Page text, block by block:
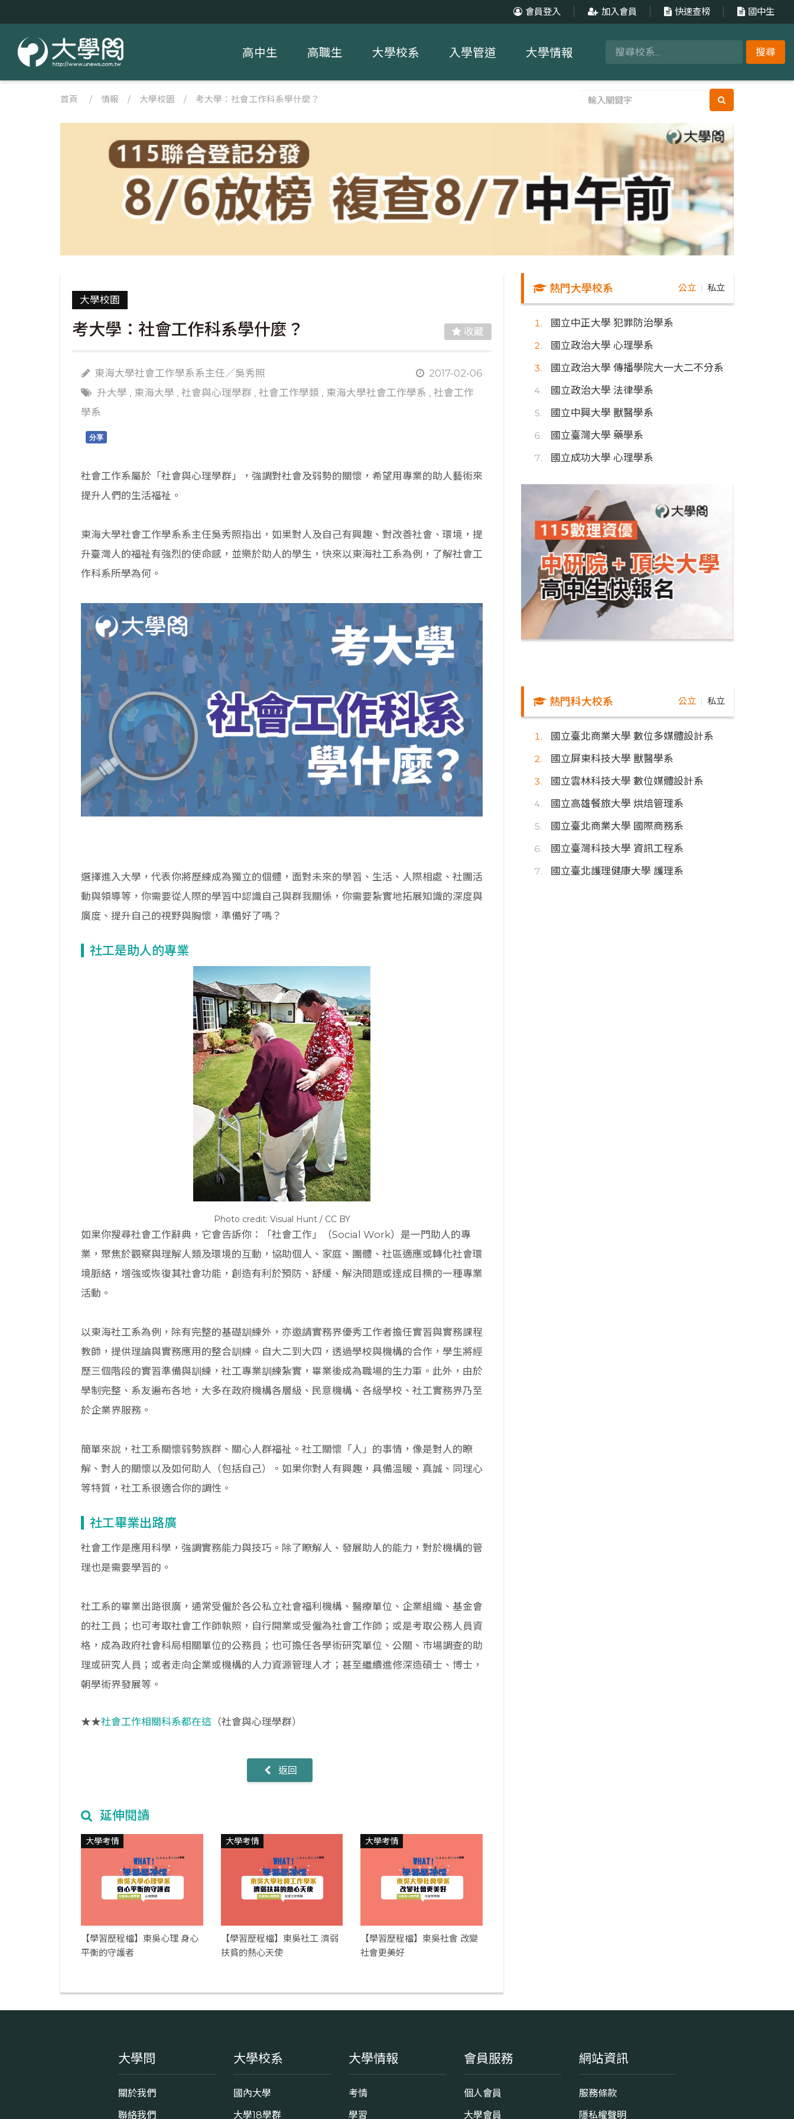
會員登入 加入會員 快速查榜 國中生
搜尋
高中生 高職生 大學校系 入學管道 大學情報
首頁 / 情報 / 大學校園 / 考大學：社會工作科系學什麼？
大學校園
考大學：社會工作科系學什麼？ 收藏
東海大學社會工作學系系主任／吳秀照
2017-02-06
升大學 , 東海大學 , 社會與心理學群 , 社會工作學類 , 東海大學社會工作學系 , 社會工作
學系
分享
社會工作系屬於「社會與心理學群」，強調對社會及弱勢的關懷，希望用專業的助人藝術來
提升人們的生活福祉。
東海大學社會工作學系系主任吳秀照指出，如果對人及自己有興趣、對改善社會、環境，提
升臺灣人的福祉有強烈的使命感，並樂於助人的學生，快來以東海社工系為例，了解社會工
作科系所學為何。
選擇進入大學，代表你將歷練成為獨立的個體，面對未來的學習、生活、人際相處、社團活
動與領導等，你需要從人際的學習中認識自己與群我關係，你需要紮實地拓展知識的深度與
廣度、提升自己的視野與胸懷，準備好了嗎？
社工是助人的專業
Photo credit: Visual Hunt / CC BY
如果你搜尋社會工作辭典，它會告訴你：「社會工作」（Social Work）是一門助人的專
業，聚焦於觀察與理解人類及環境的互動，協助個人、家庭、團體、社區適應或轉化社會環
境脈絡，增強或恢復其社會功能，創造有利於預防、舒緩、解決問題或達成目標的一種專業
活動。
以東海社工系為例，除有完整的基礎訓練外，亦邀請實務界優秀工作者擔任實習與實務課程
教師，提供理論與實務應用的整合訓練。自大二到大四，透過學校與機構的合作，學生將經
歷三個階段的實習準備與訓練，社工專業訓練紮實，畢業後成為職場的生力軍。此外，由於
學制完整、系友遍布各地，大多在政府機構各層級、民意機構、各級學校、社工實務界乃至
於企業界服務。
簡單來說，社工系關懷弱勢族群、關心人群福祉。社工關懷「人」的事情，像是對人的瞭
解、對人的關懷以及如何助人（包括自己）。如果你對人有興趣，具備溫暖、真誠、同理心
等特質，社工系很適合你的調性。
社工畢業出路廣
社會工作是應用科學，強調實務能力與技巧。除了瞭解人、發展助人的能力，對於機構的管
理也是需要學習的。
社工系的畢業出路很廣，通常受僱於各公私立社會福利機構、醫療單位、企業組織、基金會
的社工員；也可考取社會工作師執照，自行開業或受僱為社會工作師；或是考取公務人員資
格，成為政府社會科局相關單位的公務員；也可擔任各學術研究單位、公關、市場調查的助
理或研究人員；或者走向企業或機構的人力資源管理人才；甚至繼續進修深造碩士、博士，
朝學術界發展等。
★★社會工作相關科系都在這 （社會與心理學群）
返回
延伸閱讀
大學考情
【學習歷程檔】東吳心理 身心
平衡的守護者
大學考情
【學習歷程檔】東吳社工 濟弱
扶貧的熱心天使
大學考情
【學習歷程檔】東吳社會 改變
社會更美好
熱門大學校系 公立 私立
國立中正大學 犯罪防治學系
國立政治大學 心理學系
國立政治大學 傳播學院大一大二不分系
國立政治大學 法律學系
國立中興大學 獸醫學系
國立臺灣大學 藥學系
國立成功大學 心理學系
熱門科大校系 公立 私立
國立臺北商業大學 數位多媒體設計系
國立屏東科技大學 獸醫學系
國立雲林科技大學 數位媒體設計系
國立高雄餐旅大學 烘焙管理系
國立臺北商業大學 國際商務系
國立臺灣科技大學 資訊工程系
國立臺北護理健康大學 護理系
大學問
關於我們
聯絡我們
大學校系
國內大學
大學18學群
大學情報
考情
學習
會員服務
個人會員
大學會員
網站資訊
服務條款
隱私權聲明